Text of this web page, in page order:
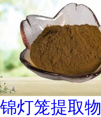
锦灯笼提取物